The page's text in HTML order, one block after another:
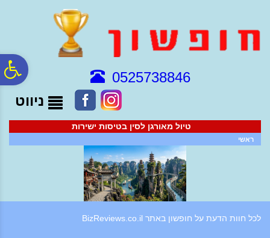
נגישות
0525738846
ניווט
טיול מאורגן לסין בטיסות ישירות
ראשי
לכל חוות הדעת על חופשון באתר BizReviews.co.il